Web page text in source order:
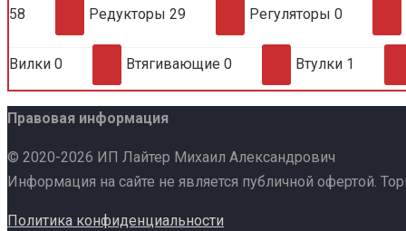
58 Редукторы 29 Регуляторы 0
Вилки 0 Втягивающие 0 Втулки 1
Правовая информация
© 2020-2026 ИП Лайтер Михаил Александрович
Информация на сайте не является публичной офертой.
Политика конфиденциальности